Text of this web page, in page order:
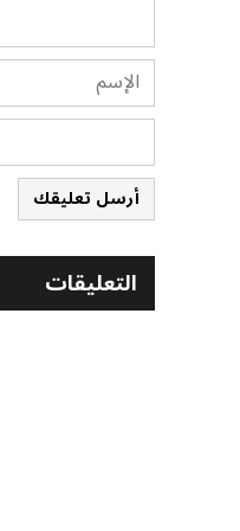
أرسل تعليقك
التعليقات